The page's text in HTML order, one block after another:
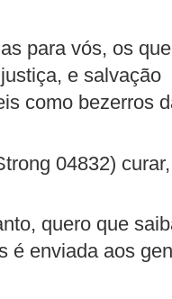
para vós, os
e
como bezerros
04832)
quero que
é enviada aos